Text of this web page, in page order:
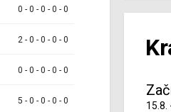
0 - 0 - 0 - 0 - 0
2 - 0 - 0 - 0 - 0
0 - 0 - 0 - 0 - 0
5 - 0 - 0 - 0 - 0
15.8.